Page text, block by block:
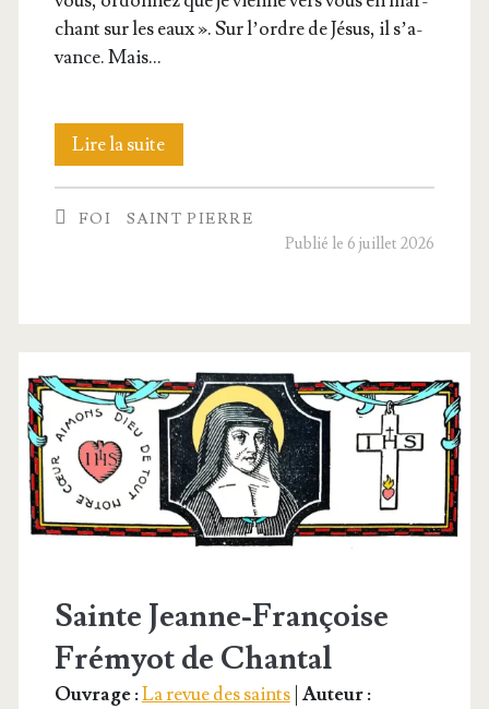
chant sur les eaux ». Sur l’ordre de Jésus, il s’a­
vance. Mais…
Lire la suite53.
Homme
de
FOI
SAINT PIERRE
Publié le 6 juillet 2026
Sainte Jeanne-Françoise
Frémyot de Chantal
Ouvrage :La revue des saints| Auteur :